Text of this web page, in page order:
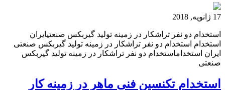
17 ژانویه, 2018
استخدام دو نفر تراشکار در زمینه تولید گیربکس صنعتیایران
استخدام استخدام دو نفر تراشکار در زمینه تولید گیربکس صنعتی
ایران استخداماستخدام دو نفر تراشکار در زمینه تولید گیربکس
صنعتی
استخدام تکنسین فنی ماهر در زمینه کار